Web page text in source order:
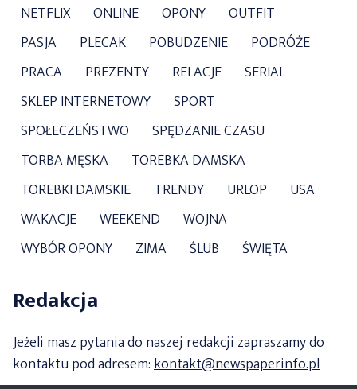
NETFLIX
ONLINE OPONY
OUTFIT
PASJA
PLECAK POBUDZENIE
PODRÓŻE
PRACA
PREZENTY RELACJE
SERIAL
SKLEP INTERNETOWY
SPORT
SPOŁECZEŃSTWO
SPĘDZANIE CZASU
TORBA MĘSKA
TOREBKA DAMSKA
TOREBKI DAMSKIE
TRENDY URLOP
USA
WAKACJE
WEEKEND
WOJNA
WYBÓR OPONY
ZIMA ŚLUB ŚWIĘTA
Redakcja
Jeżeli masz pytania do naszej redakcji zapraszamy do
kontaktu pod adresem:kontakt@newspaperinfo.pl